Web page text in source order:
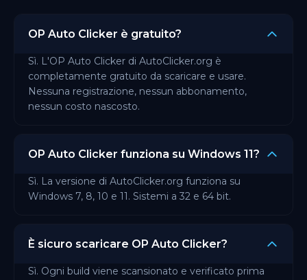
OP Auto Clicker è gratuito?
Sì. L'OP Auto Clicker di AutoClicker.org è
completamente gratuito da scaricare e usare.
Nessuna registrazione, nessun abbonamento,
nessun costo nascosto.
OP Auto Clicker funziona su Windows 11?
Sì. La versione di AutoClicker.org funziona su
Windows 7, 8, 10 e 11. Sistemi a 32 e 64 bit.
È sicuro scaricare OP Auto Clicker?
Sì. Ogni build viene scansionato e verificato prima